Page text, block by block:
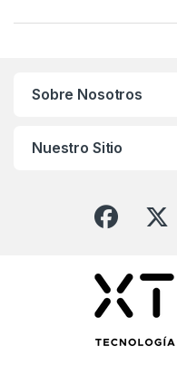
Sobre Nosotros
Nuestro Sitio